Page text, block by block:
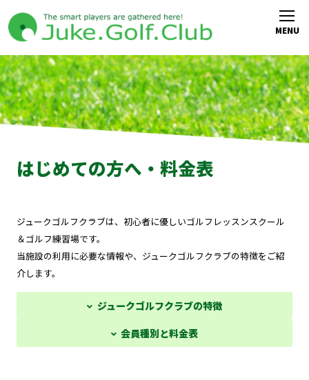
はじめての方へ・料金表
ジュークゴルフクラブは、初心者に優しいゴルフレッスンスクール
＆ゴルフ練習場です。
当施設の利用に必要な情報や、ジュークゴルフクラブの特徴をご紹
介します。
ジュークゴルフクラブの特徴
会員種別と料金表